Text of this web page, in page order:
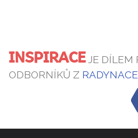
INSPIRACEJE DÍLEM
ODBORNÍKŮ Z